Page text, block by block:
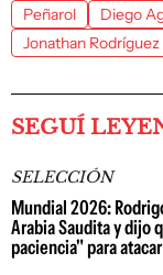
Peñarol Diego
Jonathan Rodríguez
SEGUÍ
SELECCIÓN
Mundial 2026:
Arabia Saudita y dijo
paciencia" para